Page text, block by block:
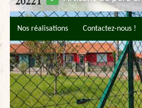
Nos réalisations Contactez-nous !